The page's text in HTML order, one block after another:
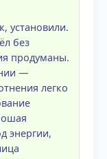
установили.
без
продуманы.
—
легко
энергии,